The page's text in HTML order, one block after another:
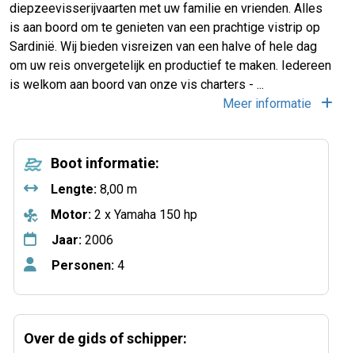
diepzeevisserijvaarten met uw familie en vrienden. Alles
is aan boord om te genieten van een prachtige vistrip op
Sardinië. Wij bieden visreizen van een halve of hele dag
om uw reis onvergetelijk en productief te maken. Iedereen
is welkom aan boord van onze vis charters - ...
Meer informatie
Boot informatie:
Lengte: 8,00 m
Motor: 2 x Yamaha 150 hp
Jaar: 2006
Personen: 4
Over de gids of schipper: